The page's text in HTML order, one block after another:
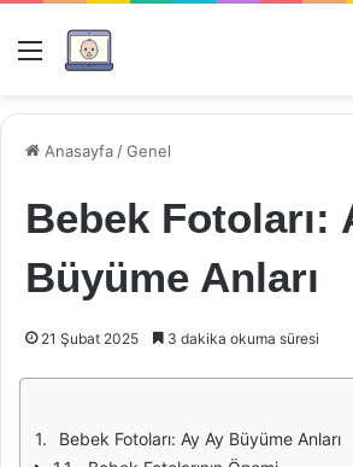
Menü
Anasayfa /Genel
Bebek Fotoları:
Büyüme Anları
21 Şubat 2025 3 dakika okuma süresi
Bebek Fotoları: Ay Ay Büyüme Anları